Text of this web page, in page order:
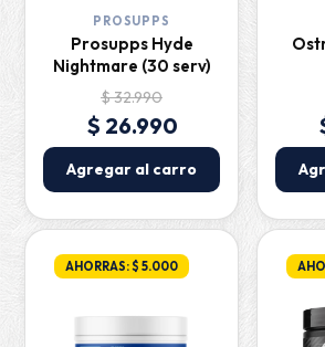
PROSUPPS
Prosupps Hyde
Nightmare (30 serv)
$ 32.990
$ 26.990
Agregar al carro
AHORRAS: $ 5.000